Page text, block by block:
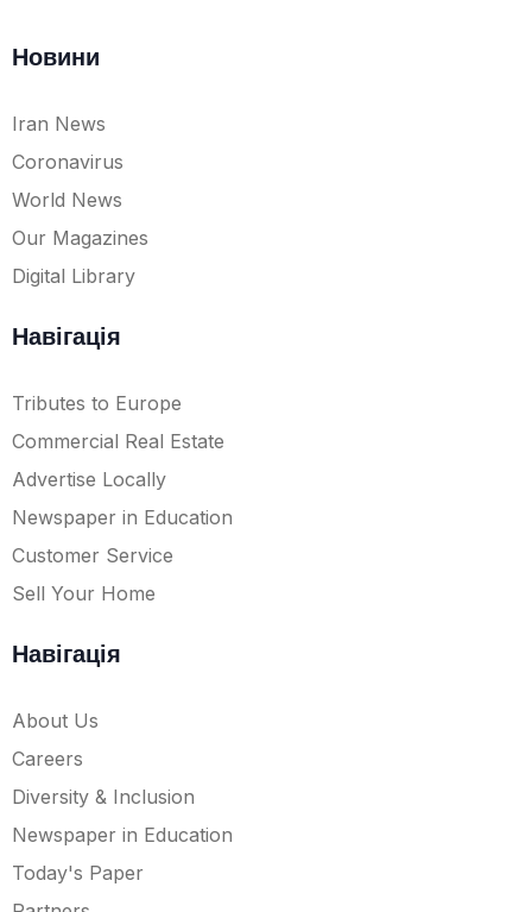
Новини
Iran News
Coronavirus
World News
Our Magazines
Digital Library
Навігація
Tributes to Europe
Commercial Real Estate
Advertise Locally
Newspaper in Education
Customer Service
Sell Your Home
Навігація
About Us
Careers
Diversity & Inclusion
Newspaper in Education
Today's Paper